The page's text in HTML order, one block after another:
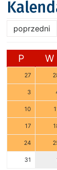
poprzedni
P W
27
3
10
17
24
31